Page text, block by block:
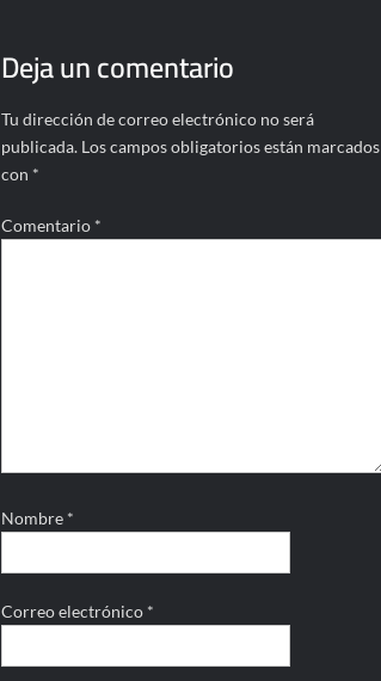
Deja un comentario
Tu dirección de correo electrónico no será
publicada. Los campos obligatorios están marcados
con *
Comentario *
Nombre *
Correo electrónico *